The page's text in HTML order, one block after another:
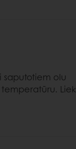
saputotiem olu
Liek